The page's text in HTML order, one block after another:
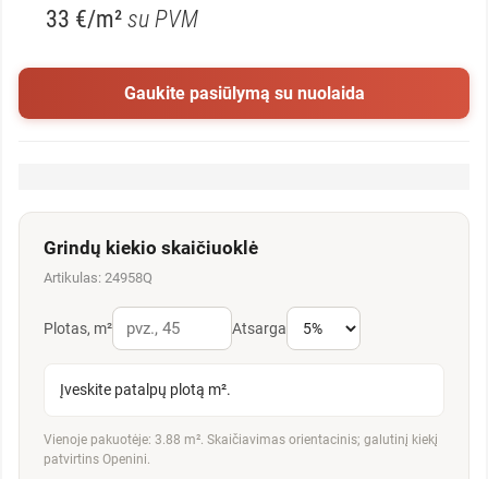
33 €/m² su PVM
Gaukite pasiūlymą su nuolaida
Grindų kiekio skaičiuoklė
Artikulas: 24958Q
Plotas, m² Atsarga
Įveskite patalpų plotą m².
Vienoje pakuotėje: 3.88 m². Skaičiavimas orientacinis; galutinį kiekį
patvirtins Openini.